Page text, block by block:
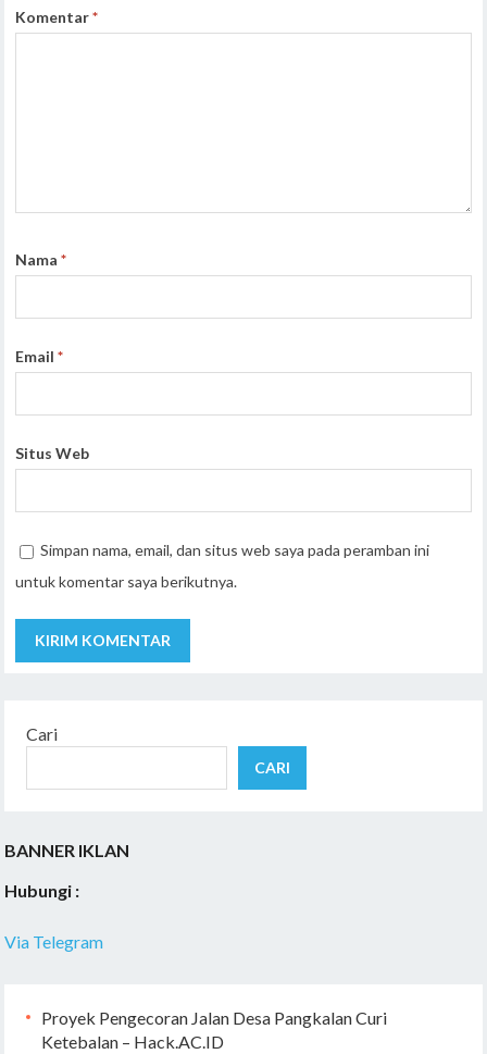
Komentar*
Nama*
Email*
Situs Web
Simpan nama, email, dan situs web saya pada peramban ini
untuk komentar saya berikutnya.
Cari
CARI
BANNER IKLAN
Hubungi :
Via Telegram
Proyek Pengecoran Jalan Desa Pangkalan Curi
Ketebalan – Hack.AC.ID